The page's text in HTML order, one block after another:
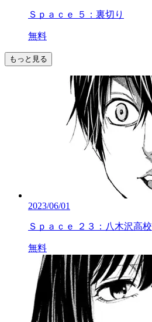
Ｓｐａｃｅ ５：裏切り
無料
もっと見る
2023/06/01
Ｓｐａｃｅ ２３：八木沢高校
無料